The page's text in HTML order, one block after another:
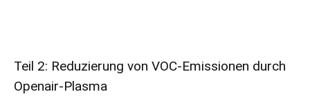
Teil 2: Reduzierung von VOC-Emissionen durch
Openair-Plasma